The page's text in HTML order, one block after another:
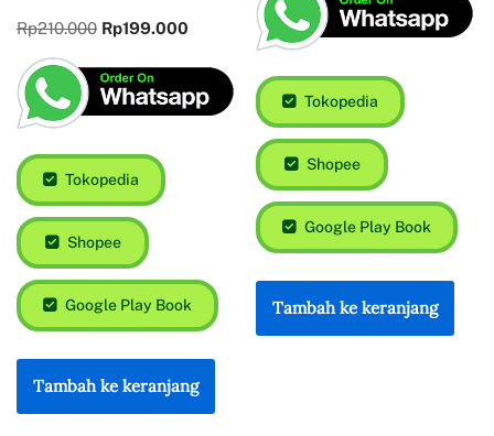
Rp210.000 Rp199.000
Tokopedia
Shopee
Google Play Book
Tambah ke keranjang
Tokopedia
Shopee
Google Play Book
Tambah ke keranjang